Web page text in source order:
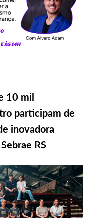
10 mil
participam de
inovadora
RS